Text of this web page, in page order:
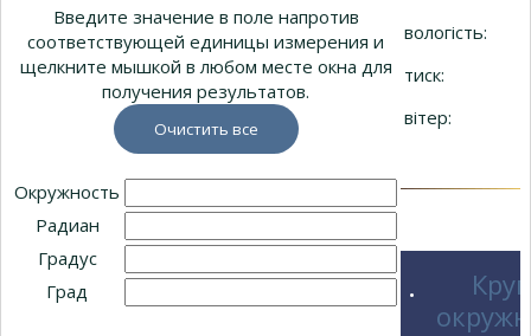
Введите значение в поле напротив
соответствующей единицы измерения и
щелкните мышкой в любом месте окна для
получения результатов.
Окружность
Радиан
Градус
Град
вологість:
тиск:
вітер:
•
ЗАРАЗ ЧИТАЮТЬ
Як продовжити ресурс вантажних
шин: рота...